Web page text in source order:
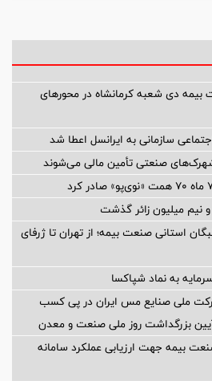
بیمه دی شعبه کرمانشاه در محورهای
سازمانی به ایرانسل اعطا شد
صنعتی تأمین مالی می‌شوند
نیم میلیون زائر گذشت
استانی صنعت بیمه؛ از تهران تا ژرفای
به نماد شپاکسا
ملی صنایع مس ایران در پی کسب
بزرگداشت روز ملی صنعت و معدن
بیمه جهت ارزیابی عملکرد سامانه